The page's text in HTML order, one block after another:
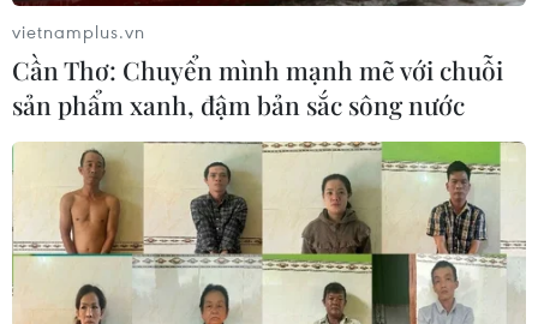
Singapore dựng bệnh viện dã chiến tại các
trung tâm triển lãm
26/04/2020 08:05
Một trong những cơ sở đó là Trung tâm triển lãm
Changi, nơi thường tổ chức Triển lãm hàng không
Singpore - triển lãm hàng không lớn nhất châu Á- có thể
vietnamplus.vn
Cần Thơ: Chuyển mình mạnh mẽ với chuỗi
sản phẩm xanh, đậm bản sắc sông nước